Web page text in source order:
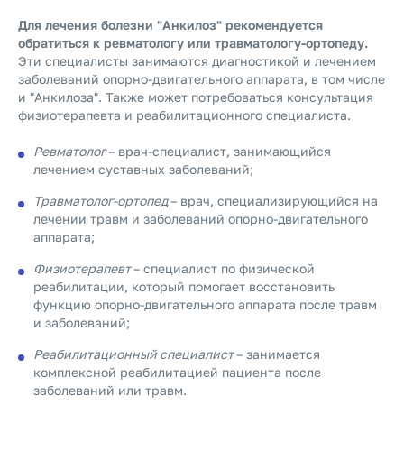
Для лечения болезни "Анкилоз" рекомендуется
обратиться к ревматологу или травматологу-ортопеду.
Эти специалисты занимаются диагностикой и лечением
заболеваний опорно-двигательного аппарата, в том числе
и "Анкилоза". Также может потребоваться консультация
физиотерапевта и реабилитационного специалиста.
Ревматолог– врач-специалист, занимающийся
лечением суставных заболеваний;
Травматолог-ортопед– врач, специализирующийся на
лечении травм и заболеваний опорно-двигательного
аппарата;
Физиотерапевт– специалист по физической
реабилитации, который помогает восстановить
функцию опорно-двигательного аппарата после травм
и заболеваний;
Реабилитационный специалист– занимается
комплексной реабилитацией пациента после
заболеваний или травм.